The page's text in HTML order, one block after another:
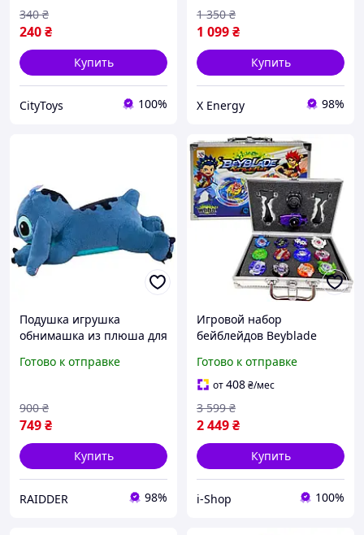
240₴
340 ₴
Купить
CityToys 100%
1 099₴
1 350 ₴
Купить
X Energy 98%
Подушка игрушка
обнимашка из плюша для
Стич 55 см Синяя
Готово к отправке
749₴
900 ₴
Купить
RAIDDER 98%
Игровой набор
бейблейдов Beyblade
запускателями для
сражений в кейсе
Готово к отправке
от408₴/мес
2 449₴
3 599 ₴
Купить
i-Shop 100%